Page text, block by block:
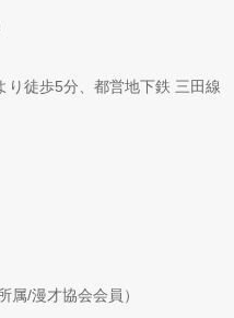
り徒歩5分、都営地下鉄 三田線
/漫才協会会員）